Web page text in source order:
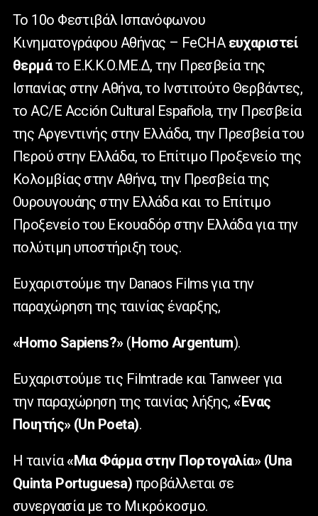
To 10o Φεστιβάλ Ισπανόφωνου
Κινηματογράφου Αθήνας – FeCHA ευχαριστεί
θερμάτο Ε.Κ.Κ.Ο.ΜΕ.Δ, την Πρεσβεία της
Ισπανίας στην Αθήνα, το Ινστιτούτο Θερβάντες,
το AC/E Acción Cultural Española, την Πρεσβεία
της Αργεντινής στην Ελλάδα, την Πρεσβεία του
Περού στην Ελλάδα, το Επίτιμο Προξενείο της
Κολομβίας στην Αθήνα, την Πρεσβεία της
Ουρουγουάης στην Ελλάδα και το Επίτιμο
Προξενείο του Εκουαδόρ στην Ελλάδα για την
πολύτιμη υποστήριξη τους.
Ευχαριστούμε την Danaos Films για την
παραχώρηση της ταινίας έναρξης,
«Homo Sapiens?»(Homo Argentum).
Ευχαριστούμε τις Filmtrade και Tanweer για
την παραχώρηση της ταινίας λήξης,«Ένας
Ποιητής» (Un Poeta).
Η ταινία«Μια Φάρμα στην Πορτογαλία» (Una
Quinta Portuguesa) προβάλλεται σε
συνεργασία με το Μικρόκοσμο.